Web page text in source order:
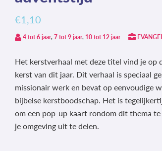
€1,10
4 tot 6 jaar, 7 tot 9 jaar, 10 tot 12 jaar
Het kerstverhaal met deze titel vind je op
kerst van dit jaar. Dit verhaal is speciaal
missionair werk en bevat op eenvoudige
bijbelse kerstboodschap. Het is
om een pop-up kaart rondom dit thema
je omgeving uit te delen.